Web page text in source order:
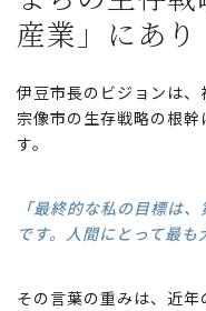
産業」にあり
伊豆市長のビジョンは、
宗像市の生存戦略の根
す。
「最終的な私の目標は
です。人間にとって最も
その言葉の重みは、近年